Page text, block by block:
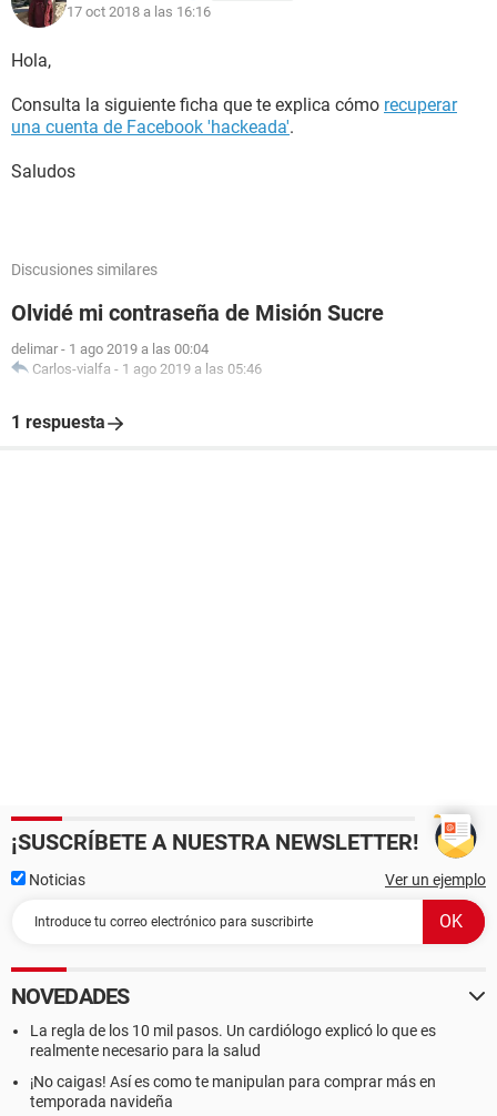
17 oct 2018 a las 16:16
Hola,
Consulta la siguiente ficha que te explica cómo recuperar
una cuenta de Facebook 'hackeada'.
Saludos
Discusiones similares
Olvidé mi contraseña de Misión Sucre
delimar - 1 ago 2019 a las 00:04
Carlos-vialfa - 1 ago 2019 a las 05:46
1 respuesta
¡SUSCRÍBETE A NUESTRA NEWSLETTER!
Noticias Ver un ejemplo
NOVEDADES
La regla de los 10 mil pasos. Un cardiólogo explicó lo que es
realmente necesario para la salud
¡No caigas! Así es como te manipulan para comprar más en
temporada navideña